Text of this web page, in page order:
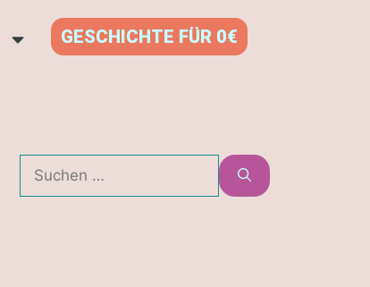
GESCHICHTE FÜR 0€